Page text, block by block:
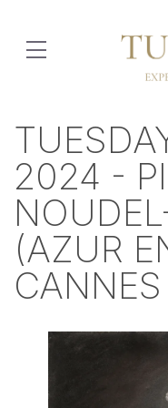
2024 -
(AZUR
CANNES